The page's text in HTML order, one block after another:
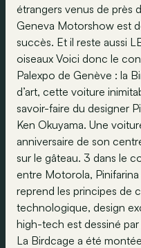
étrangers venus de près
Geneva Motorshow est
succès. Et il reste aussi
oiseaux Voici donc le
Palexpo de Genève : la
d’art, cette voiture
savoir-faire du designer
Ken Okuyama. Une
anniversaire de son
sur le gâteau. 3 dans le
entre Motorola,
reprend les principes de
technologique, design
high-tech est dessiné
La Birdcage a été